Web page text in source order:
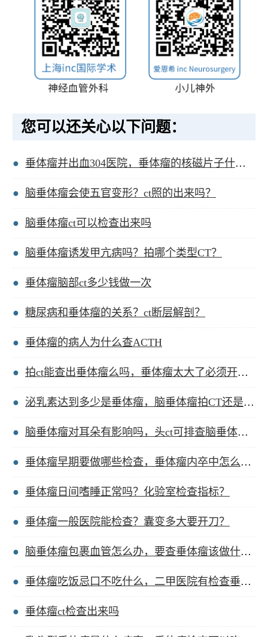
您可以还关心以下问题：
垂体瘤并出血304医院，垂体瘤的核磁片子什么样？
脑垂体瘤会使五官变形？ct照的出来吗？
脑垂体瘤ct可以检查出来吗
脑垂体瘤诱发甲亢病吗？拍哪个类型CT？
垂体瘤脑部ct多少钱做一次
糖尿病和垂体瘤的关系？ct断层解剖？
垂体瘤的病人为什么查ACTH
拍ct能查出垂体瘤么吗，垂体瘤太大了必须开颅吗？
泌乳素达到多少是垂体瘤，脑垂体瘤拍CT还是核磁？
脑垂体瘤对耳朵有影响吗，头ct可排查脑垂体瘤吗？
垂体瘤早期要做哪些检查，垂体瘤内卒中怎么治疗好？
垂体瘤日间嗜睡正常吗？化验室检查指标？
垂体瘤一般医院能检查？囊变多大要开刀？
脑垂体瘤包裹血管怎么办，要查垂体瘤该做什么检查？
垂体瘤吃饭忌口不吃什么，二甲医院有检查垂体瘤吗？
垂体瘤ct检查出来吗